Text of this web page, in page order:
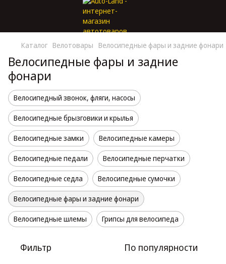
Каталог Велотовары Велосипедные фары и задние фонари
Велосипедные фары и задние
фонари
Велосипедный звонок, фляги, насосы
Велосипедные брызговики и крылья
Велосипедные замки Велосипедные камеры
Велосипедные педали Велосипедные перчатки
Велосипедные седла Велосипедные сумочки
Велосипедные фары и задние фонари
Велосипедные шлемы Грипсы для велосипеда
Фильтр По популярности